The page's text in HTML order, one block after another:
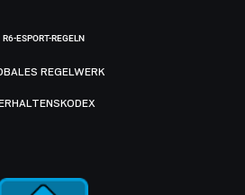
R6-ESPORT-REGELN
REGELWERK